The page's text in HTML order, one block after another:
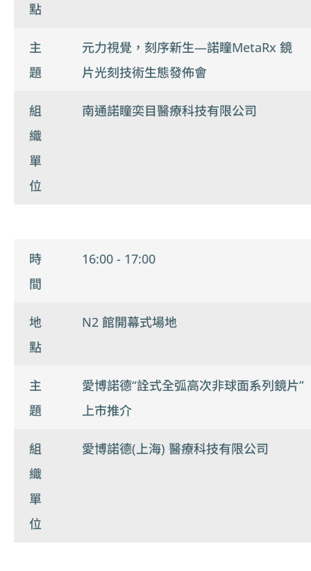
點
主
題
元力視覺，刻序新生—諾瞳MetaRx 鏡
片光刻技術生態發佈會
組
織
單
位
南通諾瞳奕目醫療科技有限公司
時
間
16:00 - 17:00
地
點
N2 館開幕式場地
主
題
愛博諾德“詮式全弧高次非球面系列鏡片”
上市推介
組
織
單
位
愛博諾德(上海) 醫療科技有限公司